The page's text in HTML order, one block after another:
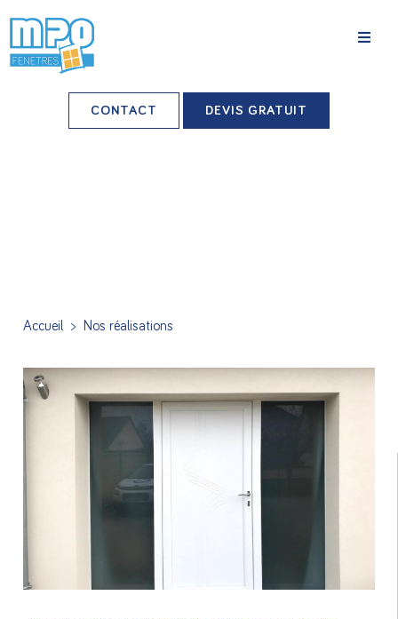
Nos agences
Nos produits
CONTACT DEVIS GRATUIT
Accueil > Nos réalisations